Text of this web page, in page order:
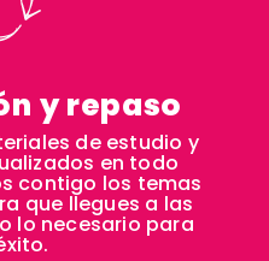
y repaso
de estudio y
en todo
contigo los temas
que llegues a las
lo necesario para